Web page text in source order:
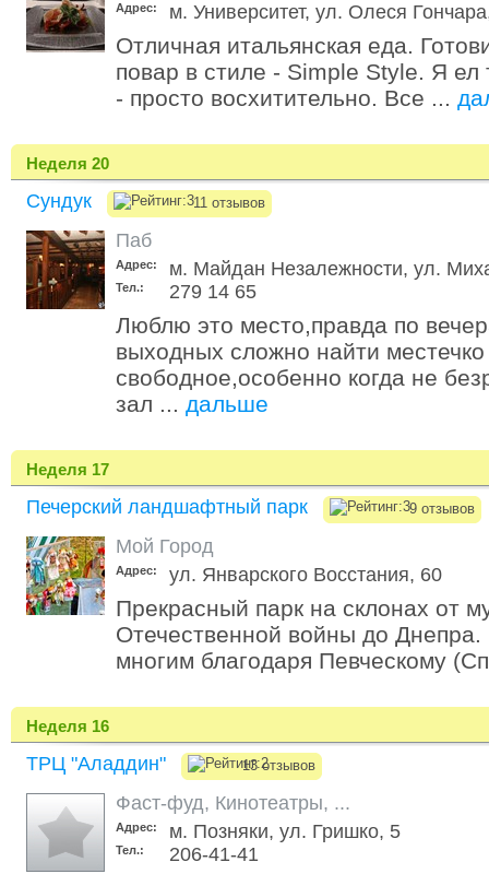
Адрес: м. Университет, ул. Олеся
Отличная итальянская еда.
повар в стиле - Simple Style. Я ел
- просто восхитительно. Все ...
Неделя 20
Сундук 11 отзывов
Паб
Адрес: м. Майдан Незалежности, ул.
Тел.: 279 14 65
Люблю это место,правда по
выходных сложно найти местечко
свободное,особенно когда не
зал ... дальше
Неделя 17
Печерский ландшафтный парк 9 отзывов
Мой Город
Адрес: ул. Январского Восстания, 60
Прекрасный парк на склонах от
Отечественной войны до Днепра.
многим благодаря Певческому
Неделя 16
ТРЦ "Аладдин" 13 отзывов
Фаст-фуд, Кинотеатры, ...
Адрес: м. Позняки, ул. Гришко, 5
Тел.: 206-41-41